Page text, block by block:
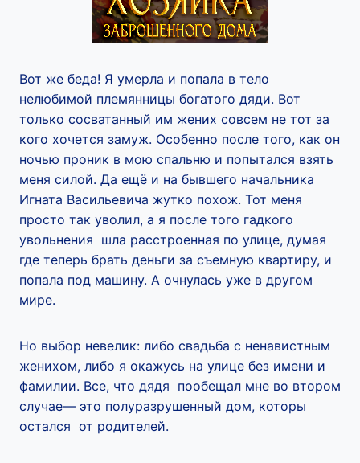
Вот же беда! Я умерла и попала в тело
нелюбимой племянницы богатого дяди. Вот
только сосватанный им жених совсем не тот за
кого хочется замуж. Особенно после того, как он
ночью проник в мою спальню и попытался взять
меня силой. Да ещё и на бывшего начальника
Игната Васильевича жутко похож. Тот меня
просто так уволил, а я после того гадкого
увольнения шла расстроенная по улице, думая
где теперь брать деньги за съемную квартиру, и
попала под машину. А очнулась уже в другом
мире.
Но выбор невелик: либо свадьба с ненавистным
женихом, либо я окажусь на улице без имени и
фамилии. Все, что дядя пообещал мне во втором
случае— это полуразрушенный дом, которы
остался от родителей.